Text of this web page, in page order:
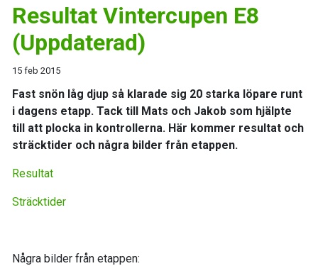
Resultat Vintercupen E8
(Uppdaterad)
15 feb 2015
Fast snön låg djup så klarade sig 20 starka löpare runt
i dagens etapp. Tack till Mats och Jakob som hjälpte
till att plocka in kontrollerna. Här kommer resultat och
sträcktider och några bilder från etappen.
Resultat
Sträcktider
Några bilder från etappen: